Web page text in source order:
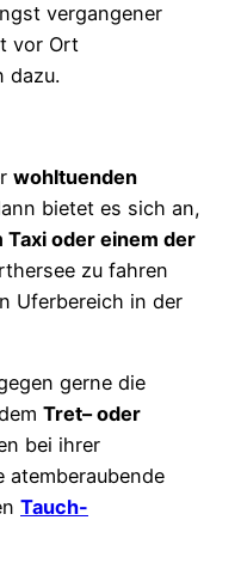
vergangener
vor Ort
dazu.
wohltuenden
bietet es sich an,
Taxi oder einem der
zu fahren
Uferbereich in der
gerne die
Tret– oder
bei ihrer
atemberaubende
Tauch-